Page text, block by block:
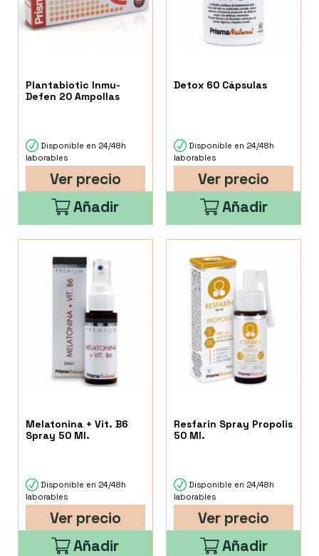
Plantabiotic Inmu-
Defen 20 Ampollas
Disponible en 24/48h
laborables
Ver precio
Añadir
Detox 60 Cápsulas
Disponible en 24/48h
laborables
Ver precio
Añadir
Melatonina + Vit. B6
Spray 50 Ml.
Disponible en 24/48h
laborables
Ver precio
Añadir
Resfarin Spray Propolis
50 Ml.
Disponible en 24/48h
laborables
Ver precio
Añadir